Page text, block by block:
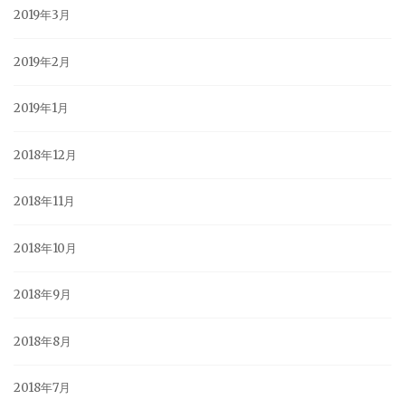
2019年3月
2019年2月
2019年1月
2018年12月
2018年11月
2018年10月
2018年9月
2018年8月
2018年7月